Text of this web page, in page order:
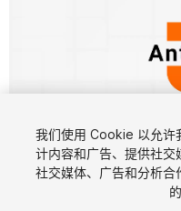
我们使用 Cookie 以允许
计内容和广告、提供社交
社交媒体、广告和分析